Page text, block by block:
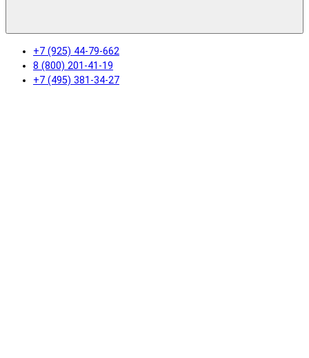
+7 (925) 44-79-662
8 (800) 201-41-19
+7 (495) 381-34-27